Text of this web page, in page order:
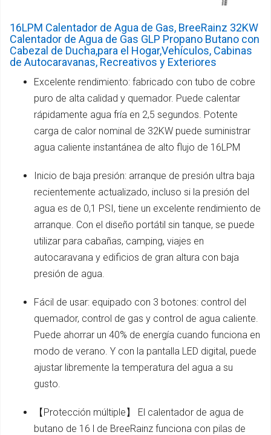
16LPM Calentador de Agua de Gas, BreeRainz 32KW
Calentador de Agua de Gas GLP Propano Butano con
Cabezal de Ducha,para el Hogar,Vehículos, Cabinas
de Autocaravanas, Recreativos y Exteriores
Excelente rendimiento: fabricado con tubo de cobre
puro de alta calidad y quemador. Puede calentar
rápidamente agua fría en 2,5 segundos. Potente
carga de calor nominal de 32KW puede suministrar
agua caliente instantánea de alto flujo de 16LPM
Inicio de baja presión: arranque de presión ultra baja
recientemente actualizado, incluso si la presión del
agua es de 0,1 PSI, tiene un excelente rendimiento de
arranque. Con el diseño portátil sin tanque, se puede
utilizar para cabañas, camping, viajes en
autocaravana y edificios de gran altura con baja
presión de agua.
Fácil de usar: equipado con 3 botones: control del
quemador, control de gas y control de agua caliente.
Puede ahorrar un 40% de energía cuando funciona en
modo de verano. Y con la pantalla LED digital, puede
ajustar libremente la temperatura del agua a su
gusto.
【Protección múltiple】 El calentador de agua de
butano de 16 l de BreeRainz funciona con pilas de